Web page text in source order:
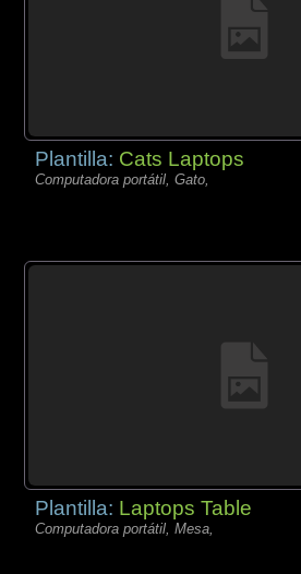
Plantilla: Cats Laptops
Computadora portátil, Gato,
Plantilla: Laptops Table
Computadora portátil, Mesa,